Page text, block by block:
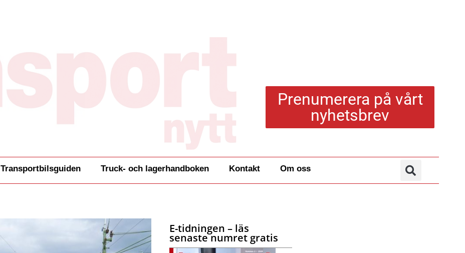
Prenumerera på vårt
nyhetsbrev
Transportbilsguiden Truck- och lagerhandboken Kontakt Om oss
E-tidningen – läs
senaste numret gratis